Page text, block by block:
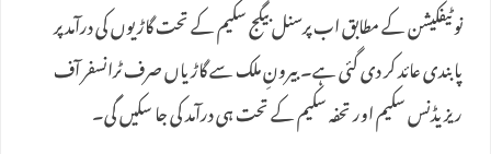
نوٹیفکیشن کے مطابق اب پرسنل بیگج سکیم کے تحت گاڑیوں کی درآمد پر
پابندی عائد کر دی گئی ہے۔ بیرونِ ملک سے گاڑیاں صرف ٹرانسفر آف
ریزیڈنس سکیم اور تحفہ سکیم کے تحت ہی درآمد کی جا سکیں گی۔